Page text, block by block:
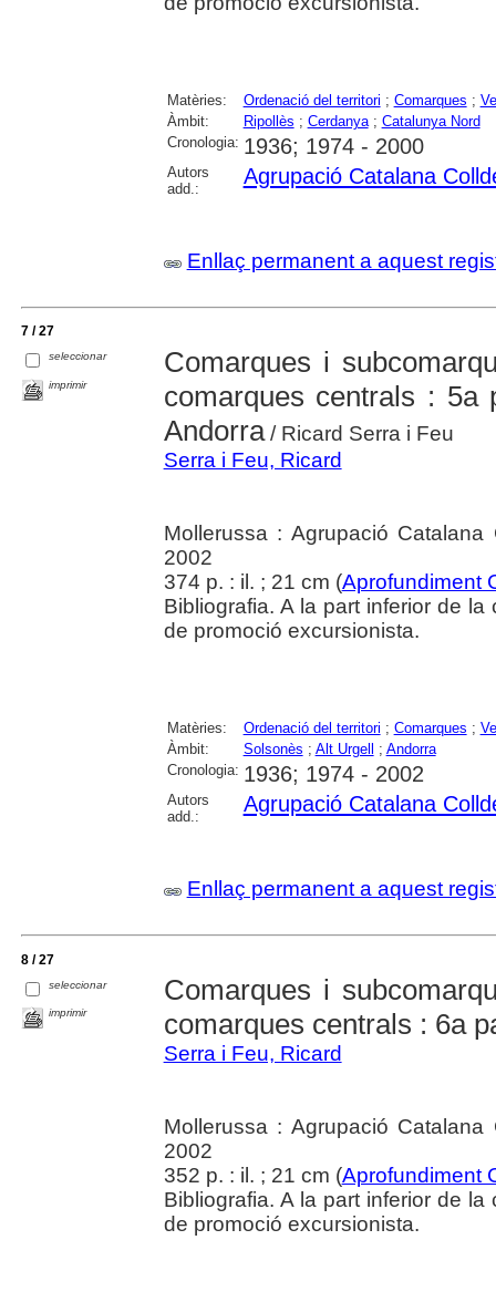
Matèries: Ordenació del territori ; Comarques ;
Àmbit:
Ripollès ; Cerdanya; Catalunya Nord
Cronologia: 1936; 1974 - 2000
Autors
add.:
Agrupació Catalana
Enllaç permanent a aquest
7 / 27
seleccionar
imprimir
Comarques i
comarques centrals :
Andorra/ Ricard Serra i Feu
Serra i Feu, Ricard
Mollerussa : Agrupació
2002
374 p. : il. ; 21 cm (Aprofundiment
Bibliografia. A la part inferior de
de promoció excursionista.
Matèries: Ordenació del territori ; Comarques ;
Àmbit:
Solsonès ; Alt Urgell ; Andorra
Cronologia: 1936; 1974 - 2002
Autors
add.:
Agrupació Catalana
Enllaç permanent a aquest
8 / 27
seleccionar
imprimir
Comarques i
comarques centrals : 6a
Serra i Feu, Ricard
Mollerussa : Agrupació
2002
352 p. : il. ; 21 cm (Aprofundiment
Bibliografia. A la part inferior de
de promoció excursionista.